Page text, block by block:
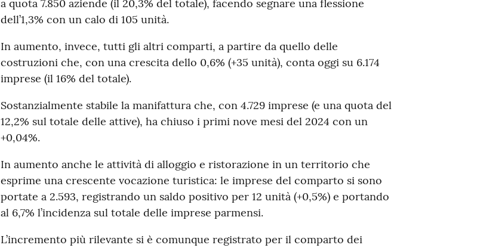
a quota 7.850 aziende (il 20,3% del totale), facendo segnare una flessione
dell’1,3% con un calo di 105 unità.
In aumento, invece, tutti gli altri comparti, a partire da quello delle
costruzioni che, con una crescita dello 0,6% (+35 unità), conta oggi su 6.174
imprese (il 16% del totale).
Sostanzialmente stabile la manifattura che, con 4.729 imprese (e una quota del
12,2% sul totale delle attive), ha chiuso i primi nove mesi del 2024 con un
+0,04%.
In aumento anche le attività di alloggio e ristorazione in un territorio che
esprime una crescente vocazione turistica: le imprese del comparto si sono
portate a 2.593, registrando un saldo positivo per 12 unità (+0,5%) e portando
al 6,7% l’incidenza sul totale delle imprese parmensi.
L’incremento più rilevante si è comunque registrato per il comparto dei